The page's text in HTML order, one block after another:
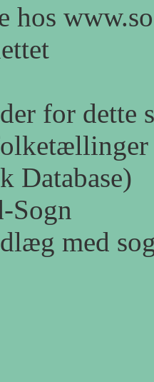
hos
for dette
Database)
Sogn
med